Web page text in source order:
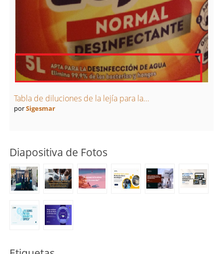
Tabla de diluciones de la lejía para la...
porSigesmar
Diapositiva de Fotos